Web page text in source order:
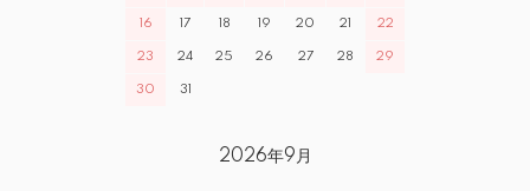
16 17 18 19 20 21 22
23 24 25 26 27 28 29
30 31
2026年9月